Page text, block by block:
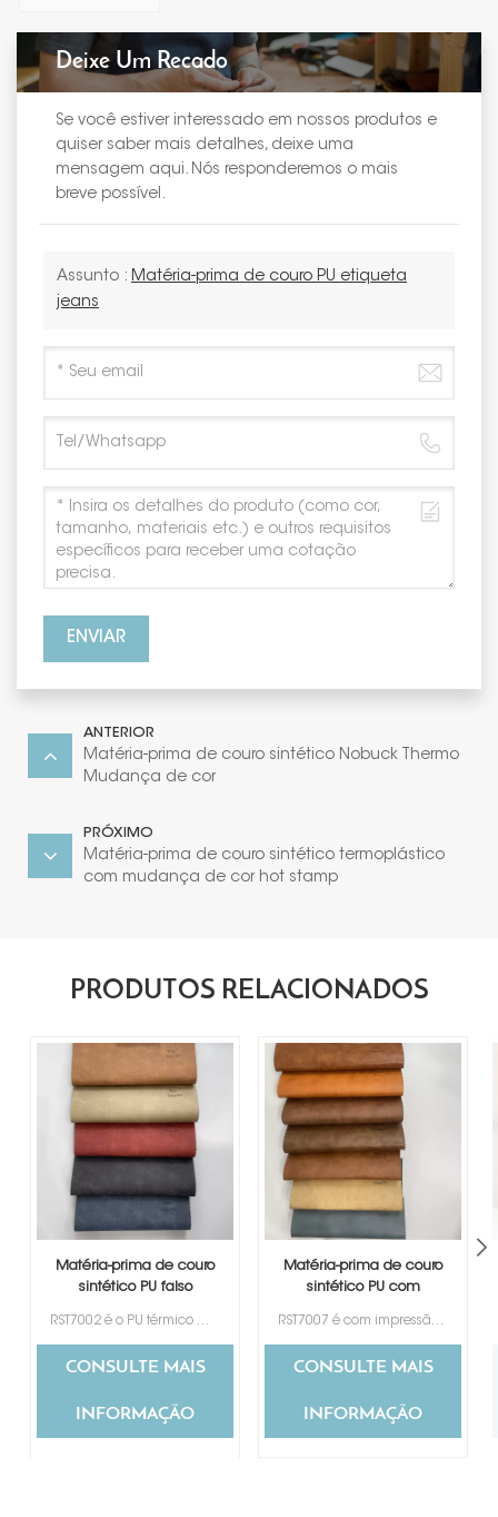
Deixe Um Recado
Se você estiver interessado em nossos produtos e
quiser saber mais detalhes, deixe uma
mensagem aqui. Nós responderemos o mais
breve possível.
Assunto : Matéria-prima de couro PU etiqueta
jeans
ENVIAR
ANTERIOR
Matéria-prima de couro sintético Nobuck Thermo
Mudança de cor
PRÓXIMO
Matéria-prima de couro sintético termoplástico
com mudança de cor hot stamp
PRODUTOS RELACIONADOS
Matéria-prima de couro
sintético PU falso
RST7002 é o PU térmico mais popular e mais vendido para etiqueta de jeans, disponível em uma variedade de cores para sua seleção. Seu design de textura especial é preferido por muitos clientes de diferentes países.
CONSULTE MAIS
INFORMAÇÃO
Matéria-prima de couro
sintético PU com
RST7007 é com impressão de design em nuvem, 7 cores para sua escolha.
CONSULTE MAIS
INFORMAÇÃO